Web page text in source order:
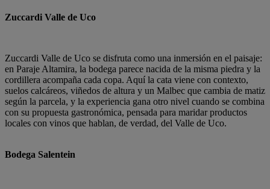
Zuccardi Valle de Uco
Zuccardi Valle de Uco se disfruta como una inmersión en el paisaje:
en Paraje Altamira, la bodega parece nacida de la misma piedra y la
cordillera acompaña cada copa. Aquí la cata viene con contexto,
suelos calcáreos, viñedos de altura y un Malbec que cambia de matiz
según la parcela, y la experiencia gana otro nivel cuando se combina
con su propuesta gastronómica, pensada para maridar productos
locales con vinos que hablan, de verdad, del Valle de Uco.
Bodega Salentein